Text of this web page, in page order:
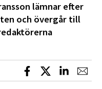
lämnar efter
och övergår till
Dela på Facebook
Dela på XDela på